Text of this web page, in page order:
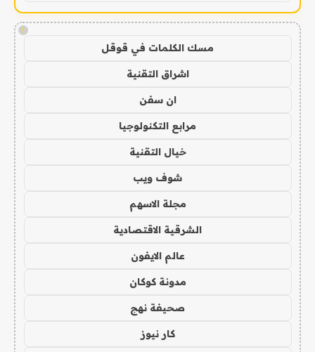
!
مسك الكلمات في قوقل
اشراق التقنية
ان سفن
مرابع التكنولوجيا
خيال التقنية
شوف ويب
مجلة الاسهم
الشرقية الاقتصادية
عالم الايفون
مدونة كوكان
صحيفة نهج
كار نيوز